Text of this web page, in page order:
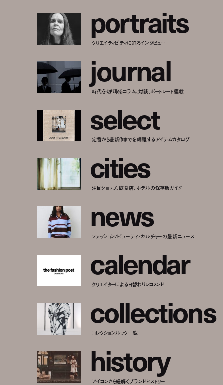
portraits
クリエイティビティに迫るインタビュー
journal
時代を切り取るコラム、対談、ポートレート連載
select
定番から最新作までを網羅するアイテムカタログ
cities
注目ショップ、飲食店、ホテルの保存版ガイド
news
ファッション/ビューティ/カルチャーの最新ニュース
calendar
クリエイターによる日替わりレコメンド
collections
コレクションルック一覧
history
アイコンから紐解くブランドヒストリー